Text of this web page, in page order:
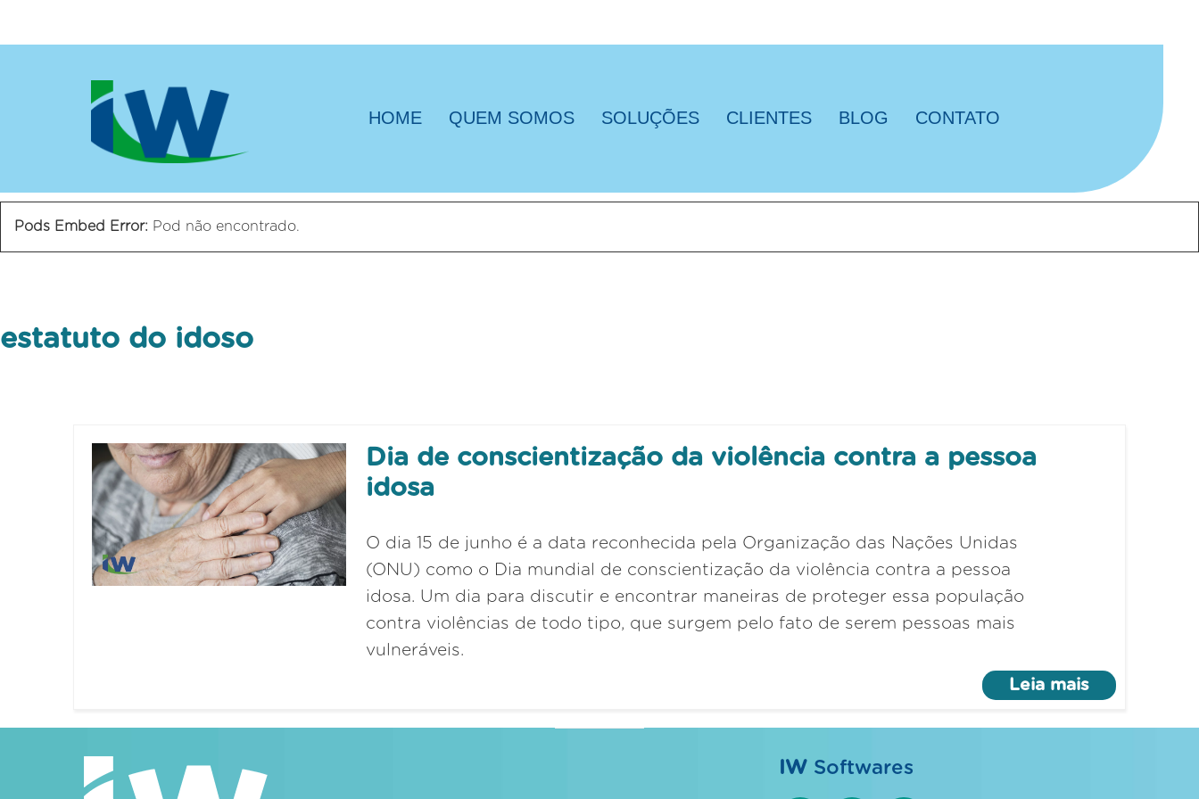
HOME QUEM SOMOS SOLUÇÕES CLIENTES BLOG CONTATO
Pods Embed Error: Pod não encontrado.
estatuto do idoso
Dia de conscientização da violência contra a pessoa
idosa
O dia 15 de junho é a data reconhecida pela Organização das Nações Unidas
(ONU) como o Dia mundial de conscientização da violência contra a pessoa
idosa. Um dia para discutir e encontrar maneiras de proteger essa população
contra violências de todo tipo, que surgem pelo fato de serem pessoas mais
vulneráveis.
Leia mais
IWSoftwares